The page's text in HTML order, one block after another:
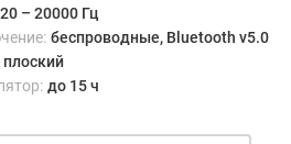
20 – 20000 Гц
беспроводные, Bluetooth v5.0
плоский
до 15 ч